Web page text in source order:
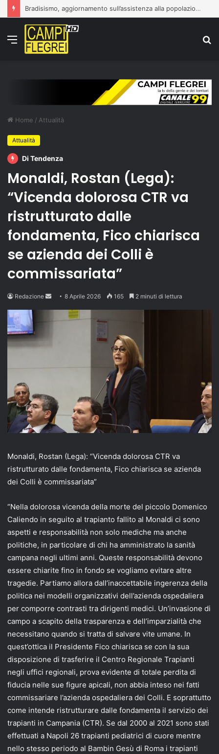
Bradisismo, aggiornamento sull’assistenza alla popolazione
Menu
Home / Attualità
Attualità
Di Tendenza
Monaldi, Rostan (Lega):
“Vicenda dolorosa CTR va
ristrutturato dalle
fondamenta, Fico chiarisca
se azienda dei Colli è
commissariata”
Redazione
Send8 Aprile 2026 165 2 minuti di lettura
Monaldi, Rostan (Lega): “Vicenda dolorosa CTR va
ristrutturato dalle fondamenta, Fico chiarisca se azienda
dei Colli è commissariata”
“Nella dolorosa vicenda della morte del piccolo Domenico
Caliendo in seguito al trapianto fallito al Monaldi ci sono
aspetti e responsabilità non solo mediche ma anche
politiche, in particolare di chi ha amministrato la sanità
campana negli ultimi anni. Queste responsabilità devono
essere chiarite fino in fondo se vogliamo evitare altre
tragedie. Partiamo allora dall’inaccettabile ingerenza della
politica nei modelli organizzativi dell’azienda ospedaliera
per comporre contrasti tra dirigenti medici. Un’invasione di
campo a scapito della trasparenza e dell’imparzialità che
necessitano quando si tratta di salvare vite umane. In
quest’ottica il Presidente Fico chiarisca se con la sua
disposizione di trasferire il Centro Regionale Trapianti
negli uffici regionali, prova evidente di totale perdita di
fiducia nelle sue figure apicali, non abbia inteso nei fatti
commissariare l’azienda ospedaliera dei Colli. E soprattutto
come intende ristrutturare dalle fondamenta il servizio dei
trapianti in Campania (CTR). Se dal 2000 al 2021 sono stati
effettuati a Napoli 26 trapianti pediatrici di cuore mentre
nello stesso periodo al Bambin Gesù di Roma i trapianti